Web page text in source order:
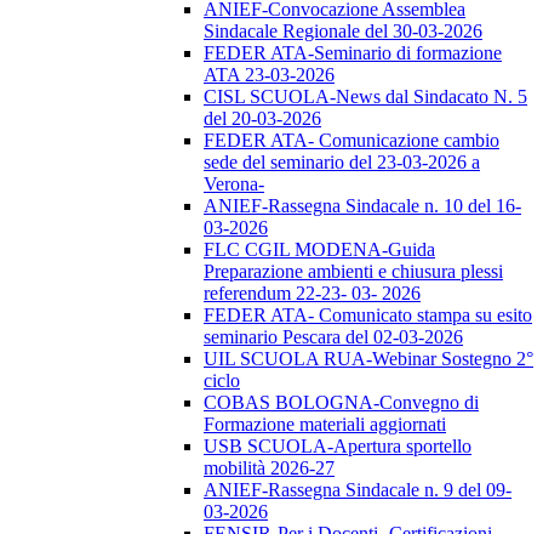
ANIEF-Convocazione Assemblea
Sindacale Regionale del 30-03-2026
FEDER ATA-Seminario di formazione
ATA 23-03-2026
CISL SCUOLA-News dal Sindacato N. 5
del 20-03-2026
FEDER ATA- Comunicazione cambio
sede del seminario del 23-03-2026 a
Verona-
ANIEF-Rassegna Sindacale n. 10 del 16-
03-2026
FLC CGIL MODENA-Guida
Preparazione ambienti e chiusura plessi
referendum 22-23- 03- 2026
FEDER ATA- Comunicato stampa su esito
seminario Pescara del 02-03-2026
UIL SCUOLA RUA-Webinar Sostegno 2°
ciclo
COBAS BOLOGNA-Convegno di
Formazione materiali aggiornati
USB SCUOLA-Apertura sportello
mobilità 2026-27
ANIEF-Rassegna Sindacale n. 9 del 09-
03-2026